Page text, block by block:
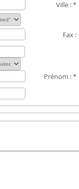
Ville :*
Fax :
Prénom :*